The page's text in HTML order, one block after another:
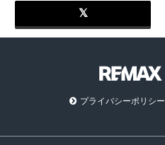
プライバシーポリシー